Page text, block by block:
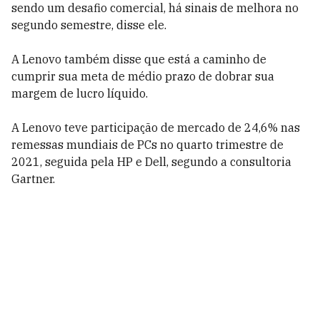
sendo um desafio comercial, há sinais de melhora no
segundo semestre, disse ele.
A Lenovo também disse que está a caminho de
cumprir sua meta de médio prazo de dobrar sua
margem de lucro líquido.
A Lenovo teve participação de mercado de 24,6% nas
remessas mundiais de PCs no quarto trimestre de
2021, seguida pela HP e Dell, segundo a consultoria
Gartner.